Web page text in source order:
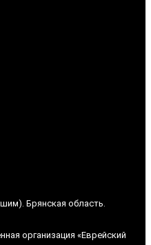
Брянская область.
организация «Еврейский